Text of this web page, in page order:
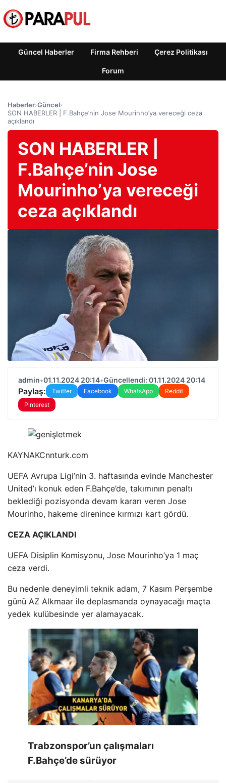
Güncel Haberler Firma Rehberi Çerez Politikası
Forum
Haberler›Güncel›
SON HABERLER | F.Bahçe’nin Jose Mourinho’ya vereceği ceza
açıklandı
SON HABERLER |
F.Bahçe’nin Jose
Mourinho’ya vereceği
ceza açıklandı
admin•01.11.2024 20:14•Güncellendi: 01.11.2024 20:14
Paylaş: Twitter Facebook WhatsApp
Reddit
Pinterest
KAYNAKCnnturk.com
UEFA Avrupa Ligi’nin 3. haftasında evinde Manchester
United’ı konuk eden F.Bahçe’de, takımının penaltı
beklediği pozisyonda devam kararı veren Jose
Mourinho, hakeme direnince kırmızı kart gördü.
CEZA AÇIKLANDI
UEFA Disiplin Komisyonu, Jose Mourinho’ya 1 maç
ceza verdi.
Bu nedenle deneyimli teknik adam, 7 Kasım Perşembe
günü AZ Alkmaar ile deplasmanda oynayacağı maçta
yedek kulübesinde yer alamayacak.
Trabzonspor’un çalışmaları
F.Bahçe’de sürüyor